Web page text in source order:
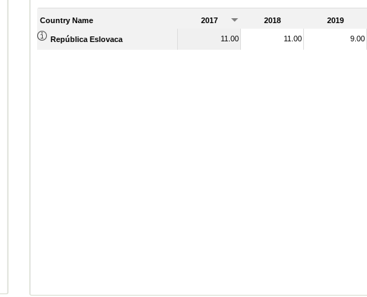
productos manufacturados)
Country Name 2017 2018 2019
República Eslovaca 11.00 11.00 9.00